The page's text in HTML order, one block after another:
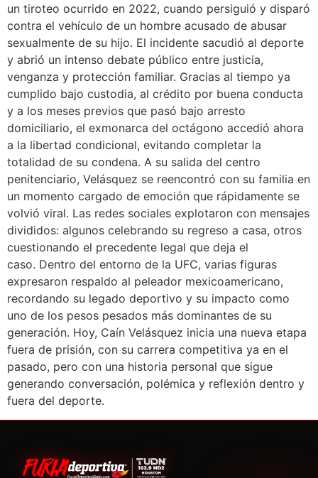
un tiroteo ocurrido en 2022, cuando persiguió y disparó
contra el vehículo de un hombre acusado de abusar
sexualmente de su hijo. El incidente sacudió al deporte
y abrió un intenso debate público entre justicia,
venganza y protección familiar. Gracias al tiempo ya
cumplido bajo custodia, al crédito por buena conducta
y a los meses previos que pasó bajo arresto
domiciliario, el exmonarca del octágono accedió ahora
a la libertad condicional, evitando completar la
totalidad de su condena. A su salida del centro
penitenciario, Velásquez se reencontró con su familia en
un momento cargado de emoción que rápidamente se
volvió viral. Las redes sociales explotaron con mensajes
divididos: algunos celebrando su regreso a casa, otros
cuestionando el precedente legal que deja el
caso. Dentro del entorno de la UFC, varias figuras
expresaron respaldo al peleador mexicoamericano,
recordando su legado deportivo y su impacto como
uno de los pesos pesados más dominantes de su
generación. Hoy, Caín Velásquez inicia una nueva etapa
fuera de prisión, con su carrera competitiva ya en el
pasado, pero con una historia personal que sigue
generando conversación, polémica y reflexión dentro y
fuera del deporte.